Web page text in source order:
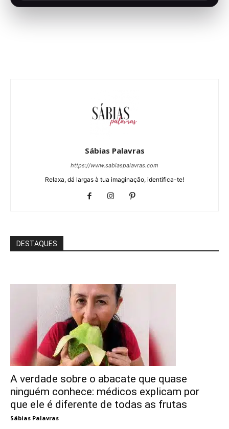
Sábias Palavras
https://www.sabiaspalavras.com
Relaxa, dá largas à tua imaginação, identifica-te!
DESTAQUES
A verdade sobre o abacate que quase
ninguém conhece: médicos explicam por
que ele é diferente de todas as frutas
Sábias Palavras